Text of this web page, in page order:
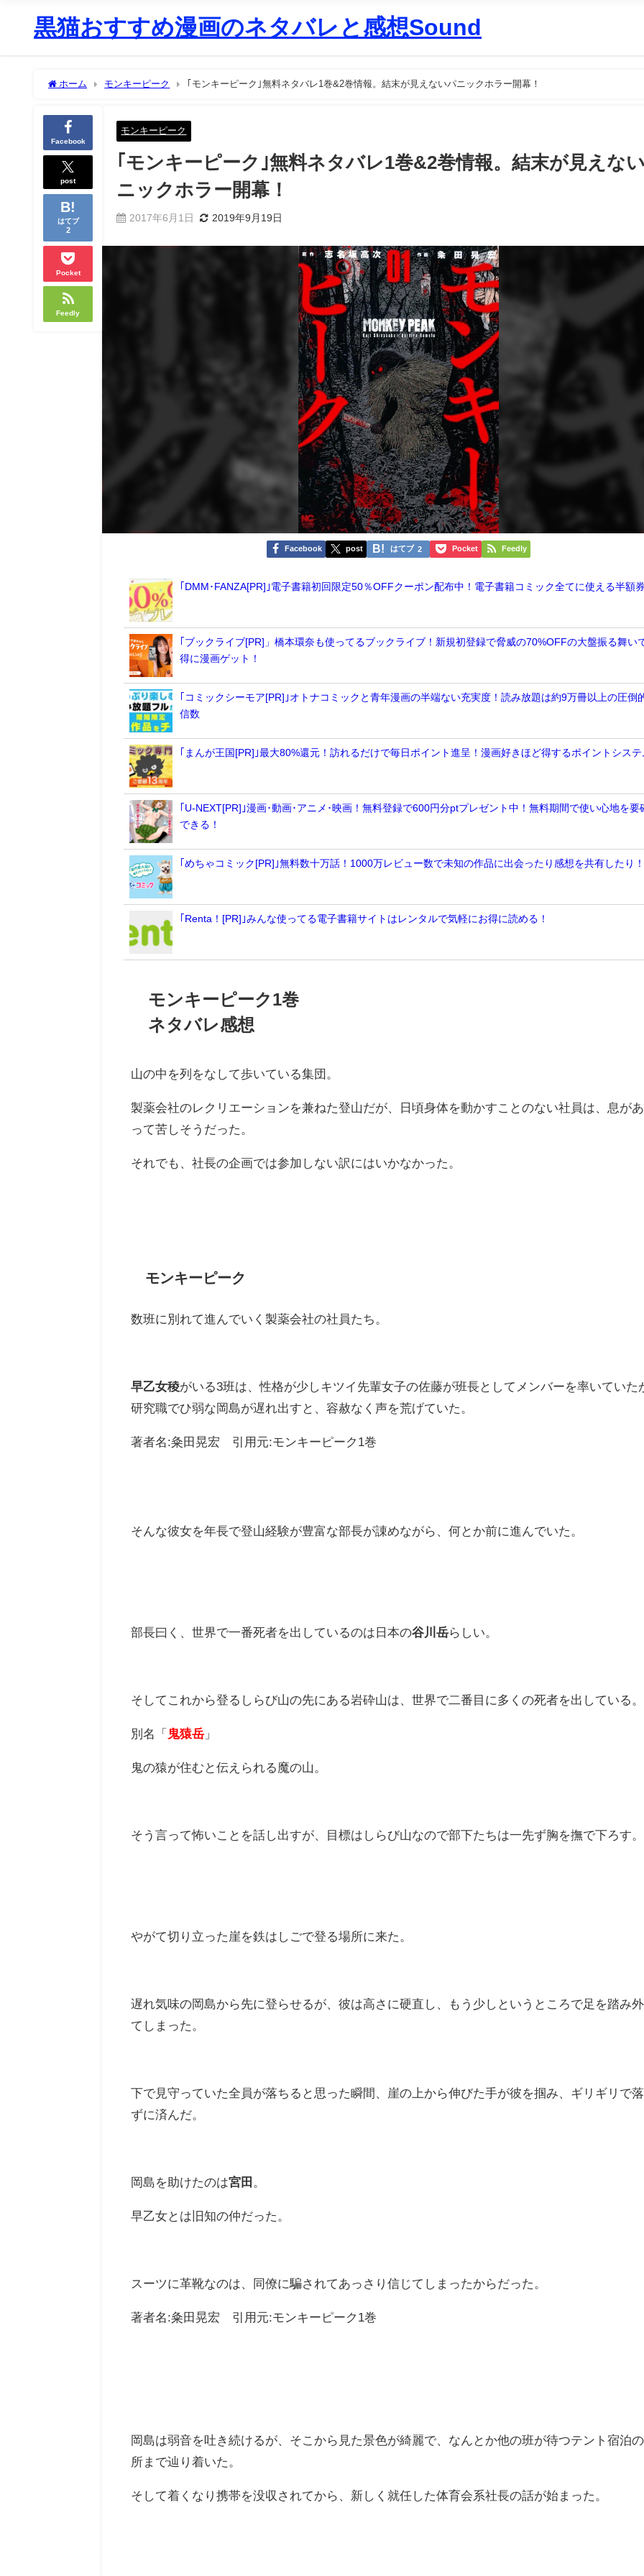
黒猫おすすめ漫画のネタバレと感想Sound
ホーム モンキーピーク ｢モンキーピーク｣無料ネタバレ1巻&2巻情報。結末が見えないパニックホラー開幕！
Facebook
post
はてブ
2
Pocket
Feedly
モンキーピーク
｢モンキーピーク｣無料ネタバレ1巻&2巻情報。結末が見えな
ニックホラー開幕！
2017年6月1日 2019年9月19日
Facebook post はてブ 2 Pocket Feedly
｢DMM･FANZA[PR]｣電子書籍初回限定50％OFFクーポン配布中！電子書籍コミック全てに使える半額
｢ブックライブ[PR]」橋本環奈も使ってるブックライブ！新規初登録で脅威の70%OFFの大盤振る舞い
得に漫画ゲット！
｢コミックシーモア[PR]｣オトナコミックと青年漫画の半端ない充実度！読み放題は約9万冊以上の圧倒
信数
｢まんが王国[PR]｣最大80%還元！訪れるだけで毎日ポイント進呈！漫画好きほど得するポイントシステ
｢U-NEXT[PR]｣漫画･動画･アニメ･映画！無料登録で600円分ptプレゼント中！無料期間で使い心地を要
できる！
｢めちゃコミック[PR]｣無料数十万話！1000万レビュー数で未知の作品に出会ったり感想を共有したり
｢Renta！[PR]｣みんな使ってる電子書籍サイトはレンタルで気軽にお得に読める！
モンキーピーク1巻
ネタバレ感想
山の中を列をなして歩いている集団。
製薬会社のレクリエーションを兼ねた登山だが、日頃身体を動かすことのない社員は、息が
って苦しそうだった。
それでも、社長の企画では参加しない訳にはいかなかった。
モンキーピーク
数班に別れて進んでいく製薬会社の社員たち。
早乙女稜がいる3班は、性格が少しキツイ先輩女子の佐藤が班長としてメンバーを率いていた
研究職でひ弱な岡島が遅れ出すと、容赦なく声を荒げていた。
著者名:粂田晃宏 引用元:モンキーピーク1巻
そんな彼女を年長で登山経験が豊富な部長が諌めながら、何とか前に進んでいた。
部長曰く、世界で一番死者を出しているのは日本の谷川岳らしい。
そしてこれから登るしらび山の先にある岩砕山は、世界で二番目に多くの死者を出している。
別名「 鬼猿岳 」
鬼の猿が住むと伝えられる魔の山。
そう言って怖いことを話し出すが、目標はしらび山なので部下たちは一先ず胸を撫で下ろす。
やがて切り立った崖を鉄はしごで登る場所に来た。
遅れ気味の岡島から先に登らせるが、彼は高さに硬直し、もう少しというところで足を踏み
てしまった。
下で見守っていた全員が落ちると思った瞬間、崖の上から伸びた手が彼を掴み、ギリギリで
ずに済んだ。
岡島を助けたのは宮田
早乙女とは旧知の仲だった。
スーツに革靴なのは、同僚に騙されてあっさり信じてしまったからだった。
著者名:粂田晃宏 引用元:モンキーピーク1巻
岡島は弱音を吐き続けるが、そこから見た景色が綺麗で、なんとか他の班が待つテント宿泊
所まで辿り着いた。
そして着くなり携帯を没収されてから、新しく就任した体育会系社長の話が始まった。